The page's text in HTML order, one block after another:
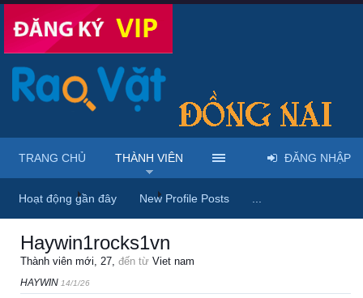
Trang chủ Thành viên Haywin1rocks1vn
Haywin1rocks1vn
Thành viên mới, 27, đến từ Viet nam
HAYWIN 14/1/26
TRANG CHỦ THÀNH VIÊN
Hoạt động gần đây New Profile Posts
ĐĂNG NHẬP